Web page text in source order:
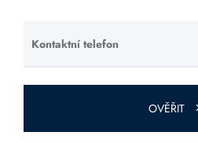
Kontaktní telefon
Ponechte
toto pole
prázdné.
OVĚŘIT